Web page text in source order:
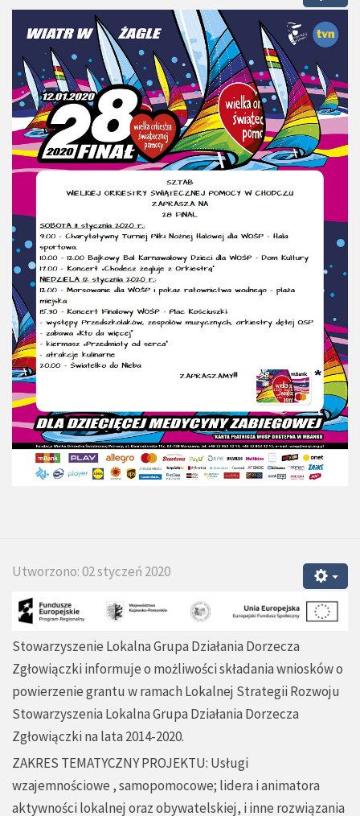
Utworzono: 02 styczeń 2020
Stowarzyszenie Lokalna Grupa Działania Dorzecza
Zgłowiączki informuje o możliwości składania wniosków o
powierzenie grantu w ramach Lokalnej Strategii Rozwoju
Stowarzyszenia Lokalna Grupa Działania Dorzecza
Zgłowiączki na lata 2014-2020.
ZAKRES TEMATYCZNY PROJEKTU: Usługi
wzajemnościowe , samopomocowe; lidera i animatora
aktywności lokalnej oraz obywatelskiej, i inne rozwiązania